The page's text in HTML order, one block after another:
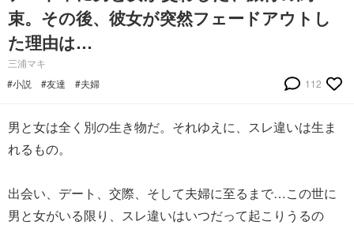
束。その後、彼女が突然フェードアウトし
た理由は…
三浦マキ
#小説
#友達 #夫婦 112
男と女は全く別の生き物だ。それゆえに、スレ違いは生ま
れるもの。
出会い、デート、交際、そして夫婦に至るまで…この世に
男と女がいる限り、スレ違いはいつだって起こりうるの